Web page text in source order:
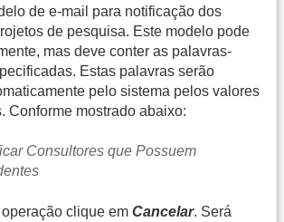
de e-mail para notificação dos
de pesquisa. Este modelo pode
mas deve conter as palavras-
Estas palavras serão
pelo sistema pelos valores
Conforme mostrado abaixo:
clique em Cancelar. Será